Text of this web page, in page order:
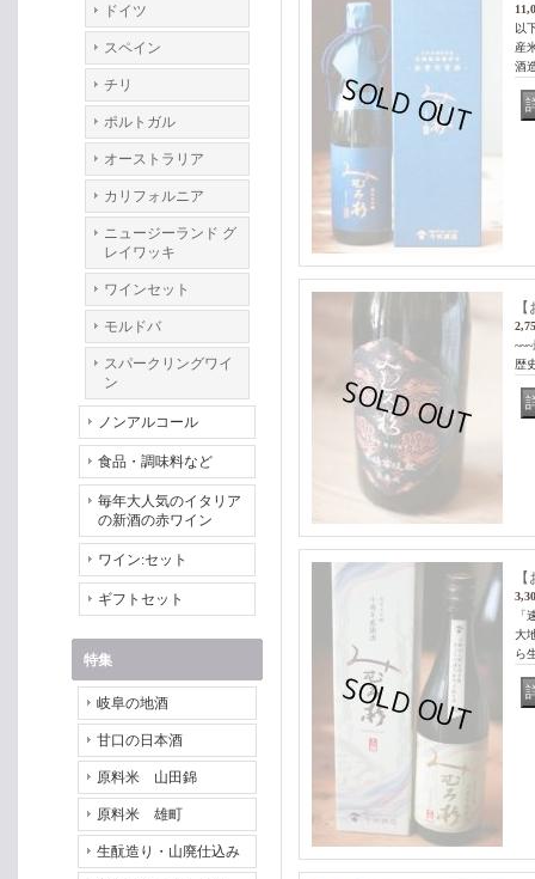
ドイツ
スペイン
チリ
ポルトガル
オーストラリア
カリフォルニア
ニュージーランド グ
レイワッキ
ワインセット
モルドバ
スパークリングワイ
ン
ノンアルコール
食品・調味料など
毎年大人気のイタリア
の新酒の赤ワイン
ワイン:セット
ギフトセット
特集
岐阜の地酒
甘口の日本酒
原料米 山田錦
原料米 雄町
生酛造り・山廃仕込み
以
産
酒
歴
「
大
ら